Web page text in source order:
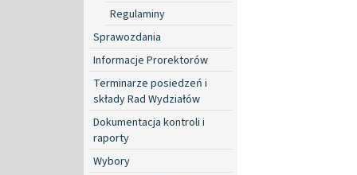
Regulaminy
Sprawozdania
Informacje Prorektorów
Terminarze posiedzeń i
składy Rad Wydziałów
Dokumentacja kontroli i
raporty
Wybory